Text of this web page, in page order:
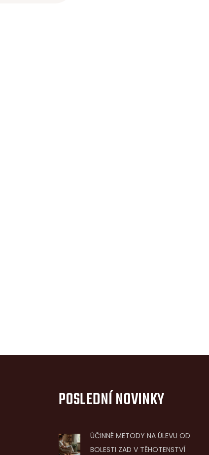
POSLEDNÍ NOVINKY
ÚČINNÉ METODY NA ÚLEVU OD
BOLESTI ZAD V TĚHOTENSTVÍ